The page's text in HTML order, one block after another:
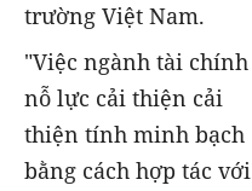
trường Việt Nam.
"Việc ngành tài chính
nỗ lực cải thiện cải
thiện tính minh bạch
bằng cách hợp tác với